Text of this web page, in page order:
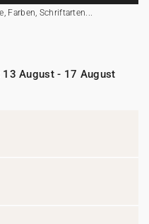
Farben, Schriftarten...
August - 17 August